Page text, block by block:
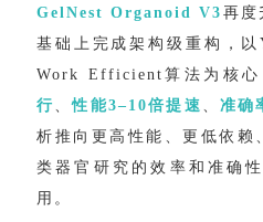
GelNest Organoid V3 再度
基础上完成架构级重构，以
Work Efficient算法为核心
行、性能3–10倍提速 、 准确
析推向更高性能、更低依赖
类器官研究的效率和准确
用。